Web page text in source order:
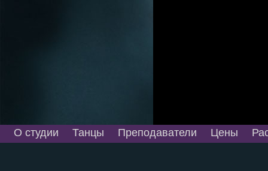
О студии Танцы Преподаватели Цены